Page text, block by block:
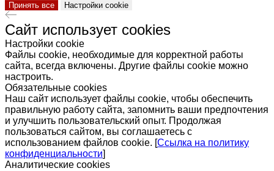
Принять все Настройки cookie
Сайт использует cookies
Настройки cookie
Файлы cookie, необходимые для корректной работы
сайта, всегда включены. Другие файлы cookie можно
настроить.
Обязательные cookies
Наш сайт использует файлы cookie, чтобы обеспечить
правильную работу сайта, запомнить ваши предпочтения
и улучшить пользовательский опыт. Продолжая
пользоваться сайтом, вы соглашаетесь с
использованием файлов cookie. [Ссылка на политику
конфиденциальности]
Аналитические cookies